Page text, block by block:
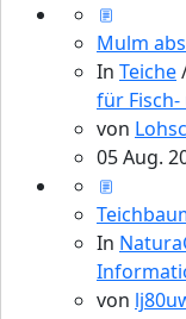
Mulm
In Teiche
für
von
05 Aug.
In
von